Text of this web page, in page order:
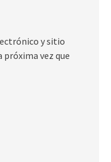
y sitio
próxima vez que